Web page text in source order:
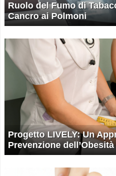
Ruolo del Fumo di
Cancro ai Polmoni
Progetto LIVELY: Un
Prevenzione